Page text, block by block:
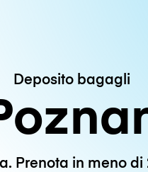
Deposito bagagli
Prenota in meno di